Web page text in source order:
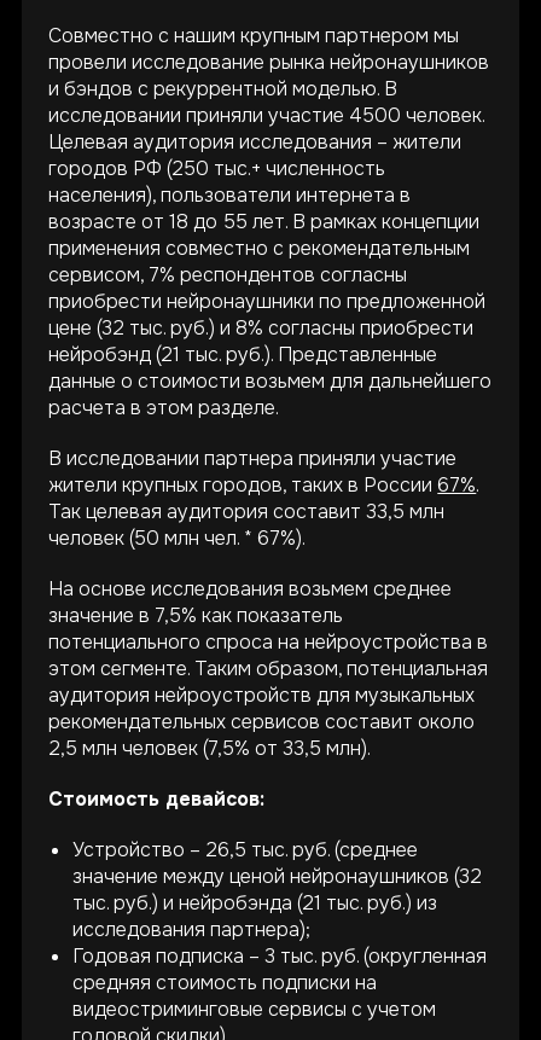
Совместно с нашим крупным партнером мы
провели исследование рынка нейронаушников
и бэндов с рекуррентной моделью. В
исследовании приняли участие 4500 человек.
Целевая аудитория исследования – жители
городов РФ (250 тыс.+ численность
населения), пользователи интернета в
возрасте от 18 до 55 лет. В рамках концепции
применения совместно с рекомендательным
сервисом, 7% респондентов согласны
приобрести нейронаушники по предложенной
цене (32 тыс. руб.) и 8% согласны приобрести
нейробэнд (21 тыс. руб.). Представленные
данные о стоимости возьмем для дальнейшего
расчета в этом разделе.
В исследовании партнера приняли участие
жители крупных городов, таких в России67%.
Так целевая аудитория составит 33,5 млн
человек (50 млн чел. * 67%).
На основе исследования возьмем среднее
значение в 7,5% как показатель
потенциального спроса на нейроустройства в
этом сегменте. Таким образом, потенциальная
аудитория нейроустройств для музыкальных
рекомендательных сервисов составит около
2,5 млн человек (7,5% от 33,5 млн).
Стоимость девайсов:
Устройство – 26,5 тыс. руб. (среднее
значение между ценой нейронаушников (32
тыс. руб.) и нейробэнда (21 тыс. руб.) из
исследования партнера);
Годовая подписка – 3 тыс. руб. (округленная
средняя стоимость подписки на
видеостриминговые сервисы с учетом